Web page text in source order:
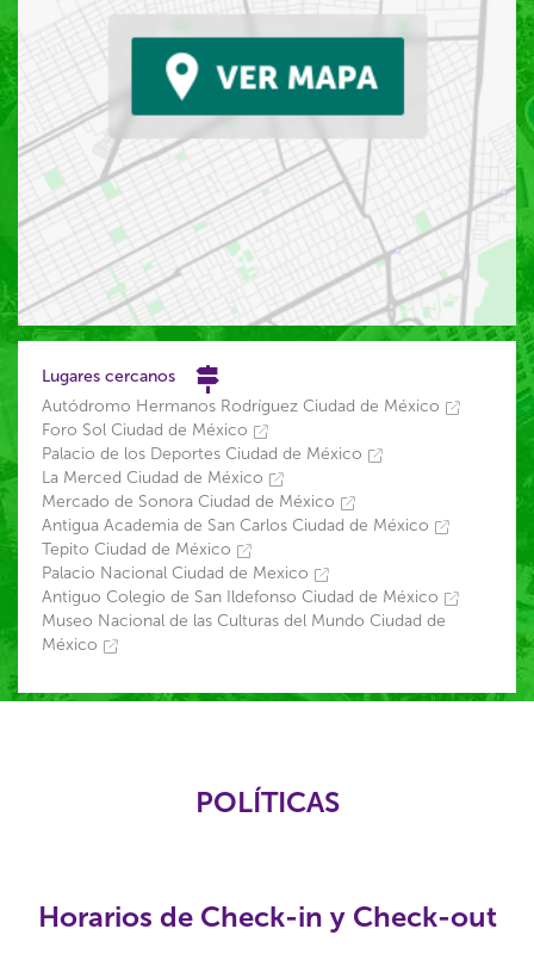
Lugares cercanos
Autódromo Hermanos Rodríguez Ciudad de México
Foro Sol Ciudad de México
Palacio de los Deportes Ciudad de México
La Merced Ciudad de México
Mercado de Sonora Ciudad de México
Antigua Academia de San Carlos Ciudad de México
Tepito Ciudad de México
Palacio Nacional Ciudad de Mexico
Antiguo Colegio de San Ildefonso Ciudad de México
Museo Nacional de las Culturas del Mundo Ciudad de
México
POLÍTICAS
Horarios de Check-in y Check-out